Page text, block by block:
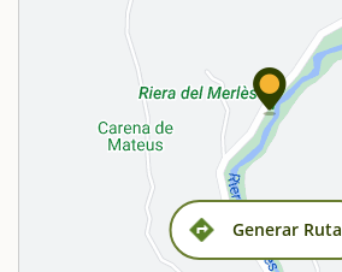
Generar Ruta